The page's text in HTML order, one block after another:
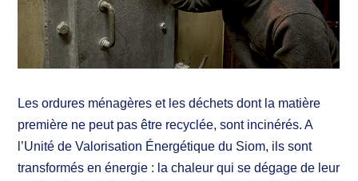
Les ordures ménagères et les déchets dont la matière
première ne peut pas être recyclée, sont incinérés. A
l’Unité de Valorisation Énergétique du Siom, ils sont
transformés en énergie : la chaleur qui se dégage de leur